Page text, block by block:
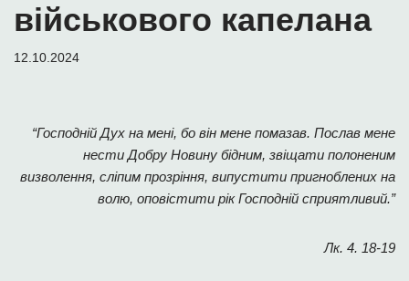
військового капелана
12.10.2024
“Господній Дух на мені, бо він мене помазав. Послав мене
нести Добру Новину бідним, звіщати полоненим
визволення, сліпим прозріння, випустити пригноблених на
волю, оповістити рік Господній сприятливий.”
Лк. 4. 18-19